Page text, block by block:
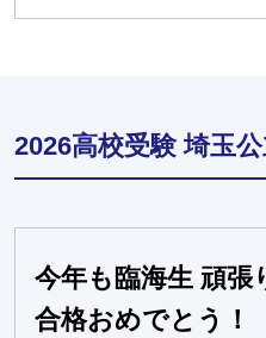
2026高校受験 埼玉
今年も臨海生 頑張
合格おめでとう！